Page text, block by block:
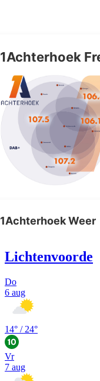
1Achterhoek
1Achterhoek Weer